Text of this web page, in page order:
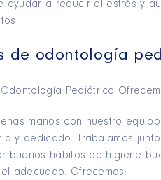
ayudar a reducir el estrés y
de odontología
manos con nuestro
y dedicado. Trabajamos
buenos hábitos de higiene
adecuado. Ofrecemos: